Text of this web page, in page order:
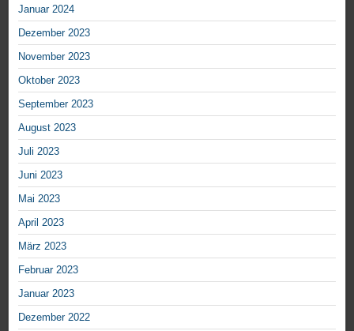
Januar 2024
Dezember 2023
November 2023
Oktober 2023
September 2023
August 2023
Juli 2023
Juni 2023
Mai 2023
April 2023
März 2023
Februar 2023
Januar 2023
Dezember 2022